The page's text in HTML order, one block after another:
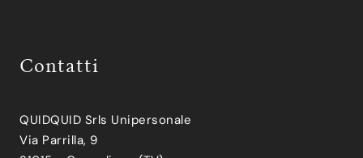
Contatti
QUIDQUID Srls Unipersonale
Via Parrilla, 9